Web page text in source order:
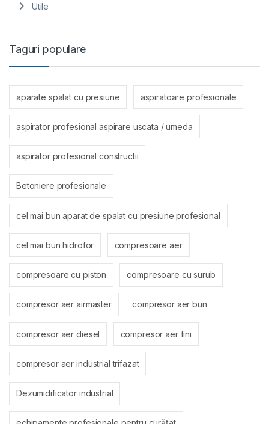
Utile
Taguri populare
aparate spalat cu presiune aspiratoare profesionale
aspirator profesional aspirare uscata / umeda
aspirator profesional constructii
Betoniere profesionale
cel mai bun aparat de spalat cu presiune profesional
cel mai bun hidrofor compresoare aer
compresoare cu piston compresoare cu surub
compresor aer airmaster compresor aer bun
compresor aer diesel compresor aer fini
compresor aer industrial trifazat
Dezumidificator industrial